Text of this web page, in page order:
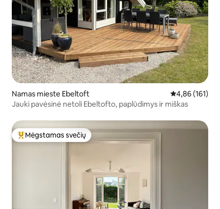
Namas mieste Ebeltoft Vidutinis
4,86 (161)
Jauki pavėsinė netoli Ebeltofto, paplūdimys ir miškas
Svečių mėgstamiausias
Mėgstamas svečių